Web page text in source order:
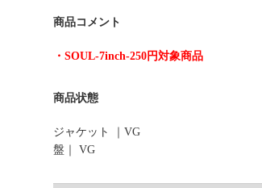
ー
商品コメント
・SOUL-7inch-250円対象商品
商品状態
ジャケット ｜VG
盤｜ VG